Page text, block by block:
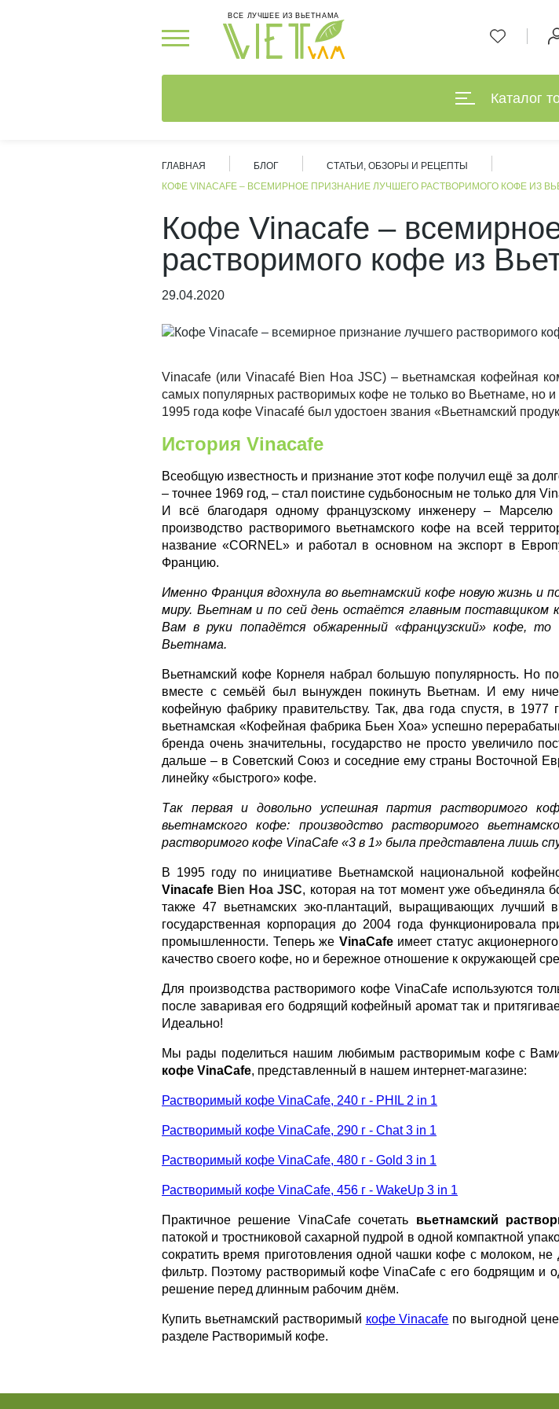
ВСЕ ЛУЧШЕЕ ИЗ ВЬЕТНАМА
Каталог
%
ГЛАВНАЯ БЛОГ
СТАТЬИ, ОБЗОРЫ И РЕЦЕПТЫ
КОФЕ VINACAFE – ВСЕМИРНОЕ ПРИЗНАНИЕ ЛУЧШЕГО РАСТВОРИМОГО КОФЕ ИЗ
Кофе Vinacafe –
растворимого кофе из
29.04.2020
Vinacafe (или Vinacafé Bien Hoa JSC) – вьетнамская кофейная
самых популярных растворимых кофе не только во Вьетнаме, но
1995 года кофе Vinacafé был удостоен звания «Вьетнамский
История Vinacafe
Всеобщую известность и признание этот кофе получил ещё за
– точнее 1969 год, – стал поистине судьбоносным не только для
И всё благодаря одному французскому инженеру –
производство растворимого вьетнамского кофе на всей
название «CORNEL» и работал в основном на экспорт в
Францию.
Именно Франция вдохнула во вьетнамский кофе новую жизнь и
миру. Вьетнам и по сей день остаётся главным поставщиком
Вам в руки попадётся обжаренный «французский» кофе,
Вьетнама.
Вьетнамский кофе Корнеля набрал большую популярность. Но
вместе с семьёй был вынужден покинуть Вьетнам. И ему
кофейную фабрику правительству. Так, два года спустя, в
вьетнамская «Кофейная фабрика Бьен Хоа» успешно
бренда очень значительны, государство не просто увеличило
дальше – в Советский Союз и соседние ему страны Восточной
линейку «быстрого» кофе.
Так первая и довольно успешная партия растворимого
вьетнамского кофе: производство растворимого
растворимого кофе VinaCafe «3 в 1» была представлена лишь
В 1995 году по инициативе Вьетнамской национальной
Vinacafe Bien Hoa JSC, которая на тот момент уже объединяла
также 47 вьетнамских эко-плантаций, выращивающих лучший
государственная корпорация до 2004 года функционировала
промышленности. Теперь же VinaCafeимеет статус
качество своего кофе, но и бережное отношение к окружающей
Для производства растворимого кофе VinaCafeиспользуются
после заваривая его бодрящий кофейный аромат так и
Идеально!
Мы рады поделиться нашим любимым растворимым кофе с
кофе VinaCafe, представленный в нашем интернет-магазине:
Растворимый кофе VinaCafe, 240 г - PHIL 2 in 1
Растворимый кофе VinaCafe, 290 г - Chat 3 in 1
Растворимый кофе VinaCafe, 480 г - Gold 3 in 1
Растворимый кофе VinaCafe, 456 г - WakeUp 3 in 1
Практичное решение VinaCafeсочетать вьетнамский
патокой и тростниковой сахарной пудрой в одной компактной
сократить время приготовления одной чашки кофе с молоком,
фильтр. Поэтому растворимый кофеVinaCafe с его бодрящим и
решение перед длинным рабочим днём.
Купить вьетнамский растворимый кофе Vinacafe по выгодной
разделе Растворимый кофе.